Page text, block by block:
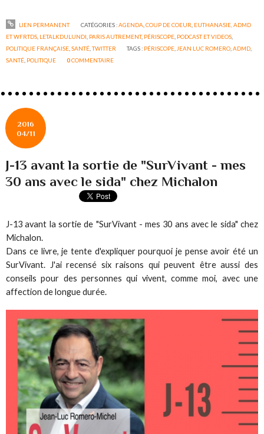
LIEN PERMANENT CATÉGORIES :AGENDA COUP DE COEUR EUTHANASIE, ADMD
ET WFRTDS LETALKDULUNDI PARIS AUTREMENT, PÉRISCOPE PODCAST ET VIDEOS
POLITIQUE FRANÇAISE ,SANTÉ ,TWITTER TAGS : PÉRISCOPE JEAN LUC ROMERO ,ADMD
SANTÉ POLITIQUE 0COMMENTAIRE
2016
04/11
J-13 avant la sortie de "SurVivant - mes
30 ans avec le sida" chez Michalon
J-13 avant la sortie de "SurVivant - mes 30 ans avec le sida" chez
Michalon.
Dans ce livre, je tente d'expliquer pourquoi je pense avoir été un
SurVivant. J'ai recensé six raisons qui peuvent être aussi des
conseils pour des personnes qui vivent, comme moi, avec une
affection de longue durée.